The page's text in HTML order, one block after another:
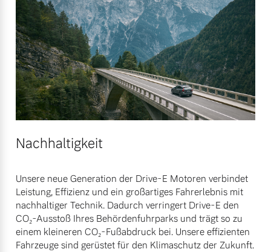
Nachhaltigkeit
Unsere neue Generation der Drive-E Motoren verbindet
Leistung, Effizienz und ein großartiges Fahrerlebnis mit
nachhaltiger Technik. Dadurch verringert Drive-E den
CO₂-Ausstoß Ihres Behördenfuhrparks und trägt so zu
einem kleineren CO₂-Fußabdruck bei. Unsere effizienten
Fahrzeuge sind gerüstet für den Klimaschutz der Zukunft.